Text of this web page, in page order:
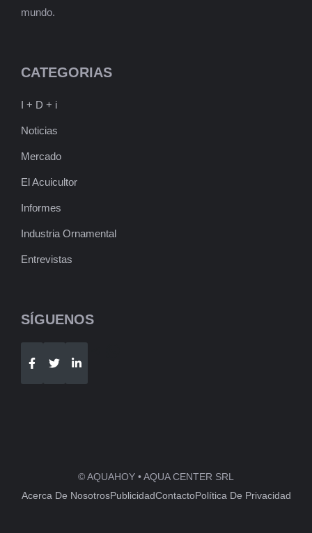
mundo.
CATEGORIAS
I + D + i
Noticias
Mercado
El Acuicultor
Informes
Industria Ornamental
Entrevistas
SÍGUENOS
Telegram
© AQUAHOY • AQUA CENTER SRL
Acerca De NosotrosPublicidadContactoPolítica De Privacidad